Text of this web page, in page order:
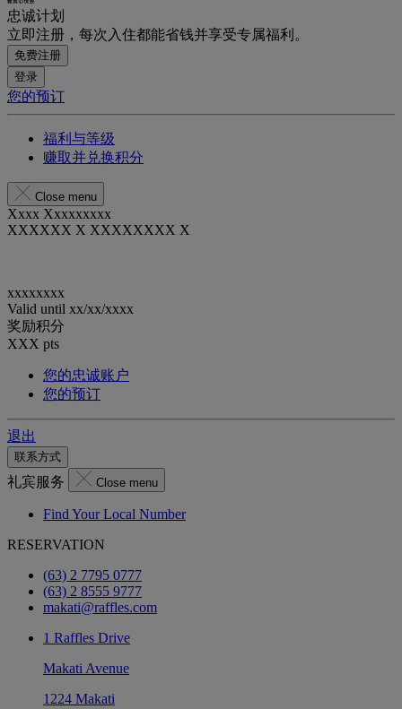
忠诚计划
立即注册，每次入住都能省钱并享受专属福利。
免费注册
登录
您的预订
福利与等级
赚取并兑换积分
Close menu
Xxxx Xxxxxxxxx
XXXXXX X XXXXXXXX X
xxxxxxxx
Valid until xx/xx/xxxx
奖励积分
XXX pts
您的忠诚账户
您的预订
退出
联系方式
礼宾服务 Close menu
Find Your Local Number
RESERVATION
(63) 2 7795 0777
(63) 2 8555 9777
makati@raffles.com
1 Raffles Drive
Makati Avenue
1224 Makati